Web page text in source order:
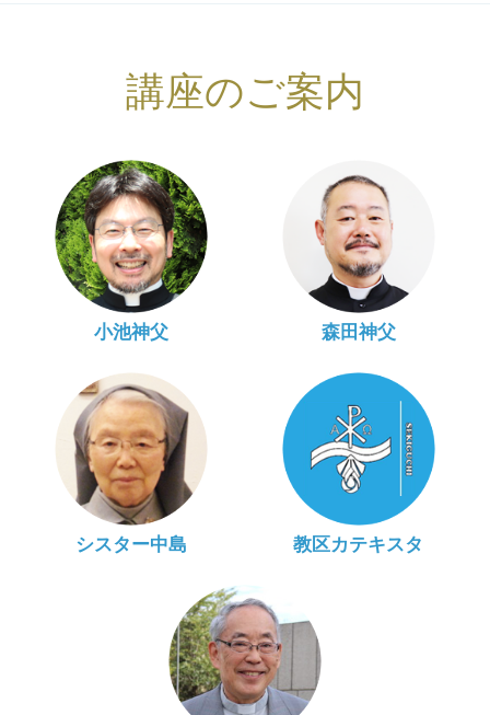
講座のご案内
小池神父 森田神父
シスター中島 教区カテキスタ